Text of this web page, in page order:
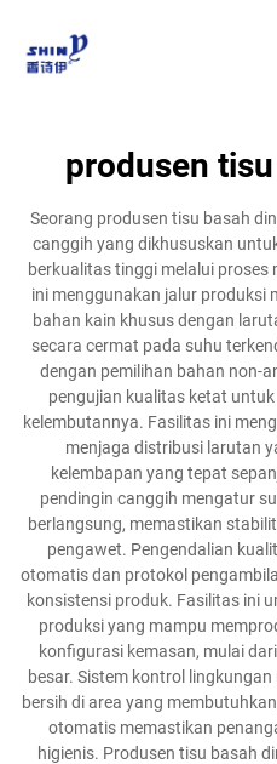
produsen
Seorang produsen tisu basah
canggih yang dikhususkan
berkualitas tinggi melalui
ini menggunakan jalur produksi
bahan kain khusus dengan
secara cermat pada suhu
dengan pemilihan bahan non-
pengujian kualitas ketat
kelembutannya. Fasilitas ini
menjaga distribusi larutan
kelembapan yang tepat
pendingin canggih mengatur
berlangsung, memastikan
pengawet. Pengendalian
otomatis dan protokol
konsistensi produk. Fasilitas ini
produksi yang mampu
konfigurasi kemasan, mulai
besar. Sistem kontrol
bersih di area yang
otomatis memastikan
higienis. Produsen tisu basah